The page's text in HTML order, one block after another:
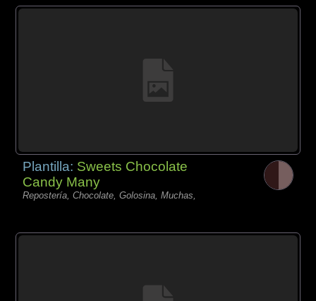
Plantilla: Sweets Chocolate
Candy Many
Repostería, Chocolate, Golosina, Muchas,